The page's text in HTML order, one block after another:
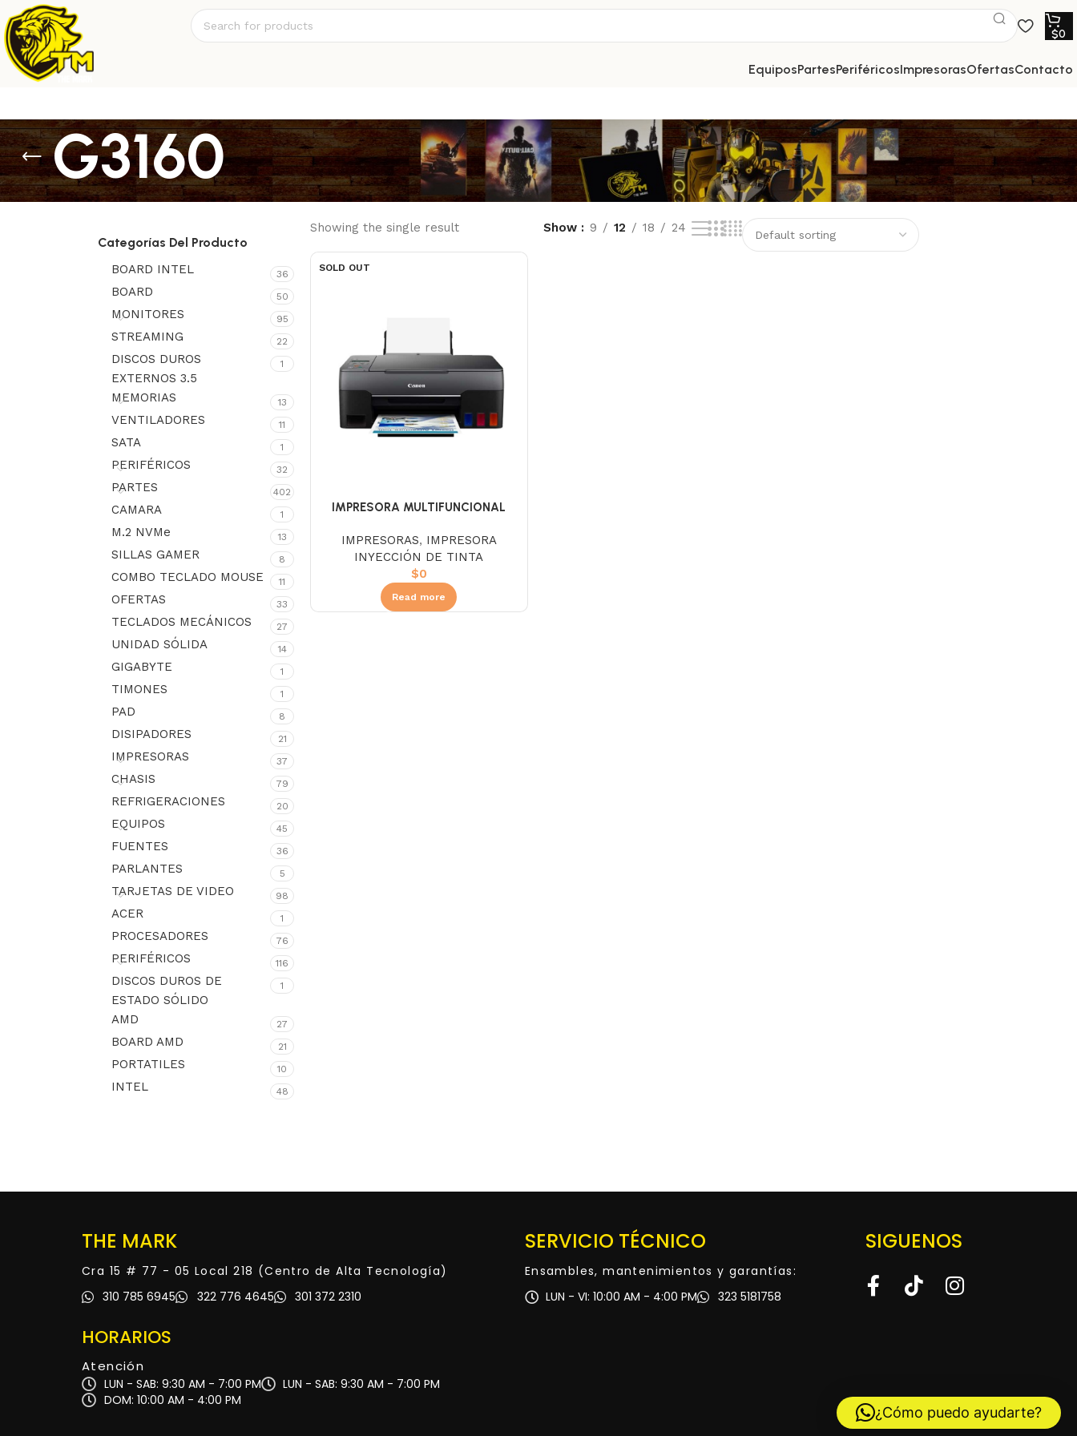
$0
equipos partes periféricos impresoras ofertas contacto
G3160
Categorías Del Producto
BOARD INTEL 36
BOARD 50
MONITORES 95
STREAMING 22
DISCOS DUROS
EXTERNOS 3.5
1
MEMORIAS 13
VENTILADORES 11
SATA 1
PERIFÉRICOS 32
PARTES 402
CAMARA 1
M.2 NVMe 13
SILLAS GAMER 8
COMBO TECLADO MOUSE 11
OFERTAS 33
TECLADOS MECÁNICOS 27
UNIDAD SÓLIDA 14
GIGABYTE 1
TIMONES 1
PAD 8
DISIPADORES 21
IMPRESORAS 37
CHASIS 79
REFRIGERACIONES 20
EQUIPOS 45
FUENTES 36
PARLANTES 5
TARJETAS DE VIDEO 98
ACER 1
PROCESADORES 76
PERIFÉRICOS 116
DISCOS DUROS DE
ESTADO SÓLIDO
1
AMD 27
BOARD AMD 21
PORTATILES 10
INTEL 48
Showing the single result Show 9 12 18 24
SOLD OUT
IMPRESORA MULTIFUNCIONAL
IMPRESORAS, IMPRESORA
INYECCIÓN DE TINTA
$0
Read more
THE MARK
Cra 15 # 77 - 05 Local 218 (Centro de Alta Tecnología)
310 785 6945
322 776 4645 301 372 2310
HORARIOS
Atención
LUN - SAB: 9:30 AM - 7:00 PM
LUN - SAB: 9:30 AM - 7:00 PM
DOM: 10:00 AM - 4:00 PM
SERVICIO TÉCNICO
Ensambles, mantenimientos y garantías:
LUN - VI: 10:00 AM - 4:00 PM
323 5181758
SIGUENOS
¿Cómo puedo ayudarte?